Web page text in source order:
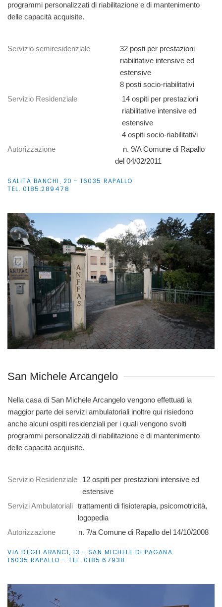
programmi personalizzati di riabilitazione e di mantenimento
delle capacità acquisite.
Servizio semiresidenziale
32 posti per prestazioni
riabilitative intensive ed
estensive
8 posti socio-riabilitativi
Servizio Residenziale
14 ospiti per prestazioni
riabilitative intensive ed
estensive
4 ospiti socio-riabilitativi
Autorizzazione
n. 9/A Comune di Rapallo
del 04/02/2011
SALITA BANCHI, 20 - 16035 RAPALLO
TEL. 0185.289478
San Michele Arcangelo
Nella casa di San Michele Arcangelo vengono effettuati la
maggior parte dei servizi ambulatoriali inoltre qui risiedono
anche alcuni ospiti residenziali per i quali vengono svolti
programmi personalizzati di riabilitazione e di mantenimento
delle capacità acquisite.
Servizio Residenziale
12 ospiti per prestazioni intensive ed
estensive
Servizi Ambulatoriali trattamenti di fisioterapia, psicomotricità,
logopedia
Autorizzazione
n. 7/a Comune di Rapallo del 14/10/2008
VIA DEGLI ARANCI, 13 - SAN MICHELE DI PAGANA
16035 RAPALLO - TEL. 0185.67938